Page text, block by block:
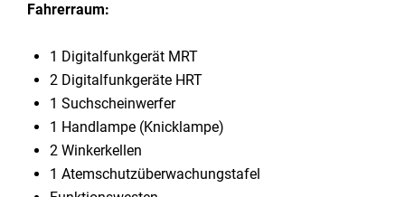
Fahrerraum:
1 Digitalfunkgerät MRT
2 Digitalfunkgeräte HRT
1 Suchscheinwerfer
1 Handlampe (Knicklampe)
2 Winkerkellen
1 Atemschutzüberwachungstafel